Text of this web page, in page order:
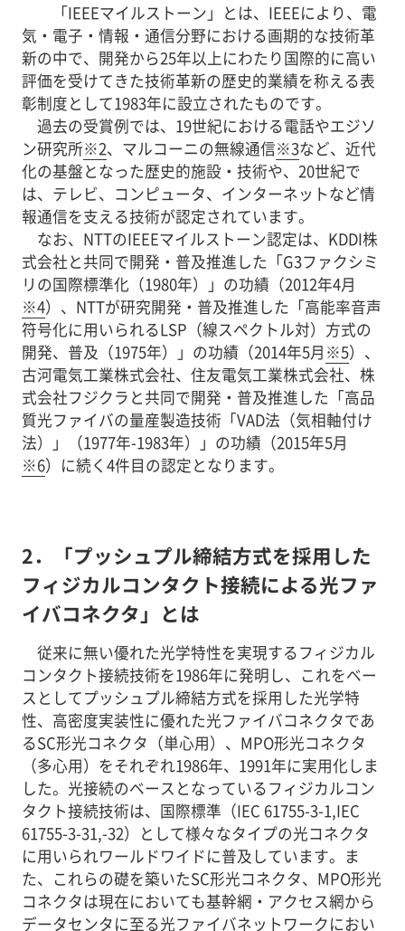
「IEEEマイルストーン」とは、IEEEにより、電
気・電子・情報・通信分野における画期的な技術革
新の中で、開発から25年以上にわたり国際的に高い
評価を受けてきた技術革新の歴史的業績を称える表
彰制度として1983年に設立されたものです。
過去の受賞例では、19世紀における電話やエジソ
ン研究所※2、マルコーニの無線通信※3など、近代
化の基盤となった歴史的施設・技術や、20世紀で
は、テレビ、コンピュータ、インターネットなど情
報通信を支える技術が認定されています。
なお、NTTのIEEEマイルストーン認定は、KDDI株
式会社と共同で開発・普及推進した「G3ファクシミ
リの国際標準化（1980年）」の功績（2012年4月
※4）、NTTが研究開発・普及推進した「高能率音声
符号化に用いられるLSP（線スペクトル対）方式の
開発、普及（1975年）」の功績（2014年5月 ※5）、
古河電気工業株式会社、住友電気工業株式会社、株
式会社フジクラと共同で開発・普及推進した「高品
質光ファイバの量産製造技術「VAD法（気相軸付け
法）」（1977年-1983年）」の功績（2015年5月
※6）に続く4件目の認定となります。
2．「プッシュプル締結方式を採用した
フィジカルコンタクト接続による光ファ
イバコネクタ」とは
従来に無い優れた光学特性を実現するフィジカル
コンタクト接続技術を1986年に発明し、これをベー
スとしてプッシュプル締結方式を採用した光学特
性、高密度実装性に優れた光ファイバコネクタであ
るSC形光コネクタ（単心用）、MPO形光コネクタ
（多心用）をそれぞれ1986年、1991年に実用化しま
した。光接続のベースとなっているフィジカルコン
タクト接続技術は、国際標準（IEC 61755-3-1,IEC
61755-3-31,-32）として様々なタイプの光コネクタ
に用いられワールドワイドに普及しています。ま
た、これらの礎を築いたSC形光コネクタ、MPO形光
コネクタは現在においても基幹網・アクセス網から
データセンタに至る光ファイバネットワークにおい